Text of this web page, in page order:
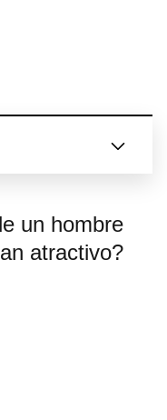
un hombre
atractivo?